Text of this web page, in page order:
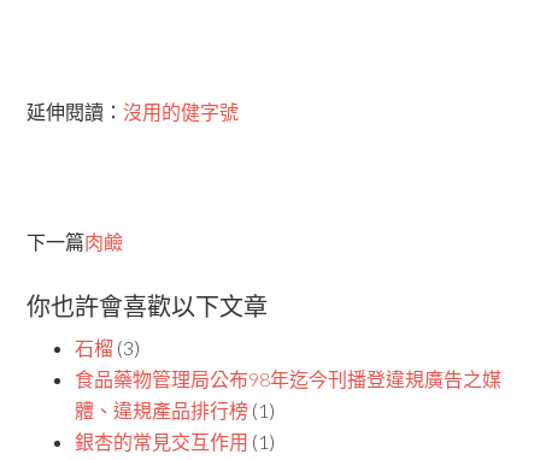
延伸閱讀：沒用的健字號
下一篇肉鹼
你也許會喜歡以下文章
石榴 (3)
食品藥物管理局公布98年迄今刊播登違規廣告之媒
體、違規產品排行榜 (1)
銀杏的常見交互作用 (1)